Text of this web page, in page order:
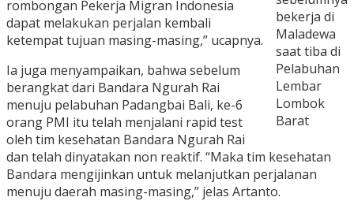
bekerja di
Maladewa
saat tiba di
Pelabuhan
Lembar
Lombok
Barat
rombongan Pekerja Migran Indonesia
dapat melakukan perjalan kembali
ketempat tujuan masing-masing,” ucapnya.
Ia juga menyampaikan, bahwa sebelum
berangkat dari Bandara Ngurah Rai
menuju pelabuhan Padangbai Bali, ke-6
orang PMI itu telah menjalani rapid test
oleh tim kesehatan Bandara Ngurah Rai
dan telah dinyatakan non reaktif. “Maka tim kesehatan
Bandara mengijinkan untuk melanjutkan perjalanan
menuju daerah masing-masing,” jelas Artanto.